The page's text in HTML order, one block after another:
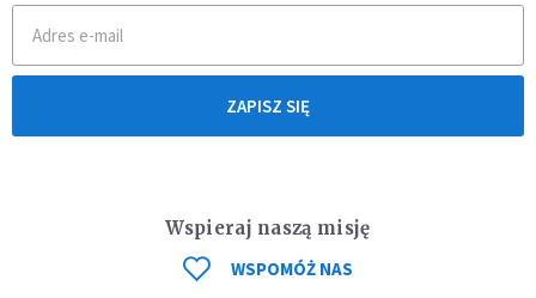
ZAPISZ SIĘ
Wspieraj naszą misję
WSPOMÓŻ NAS